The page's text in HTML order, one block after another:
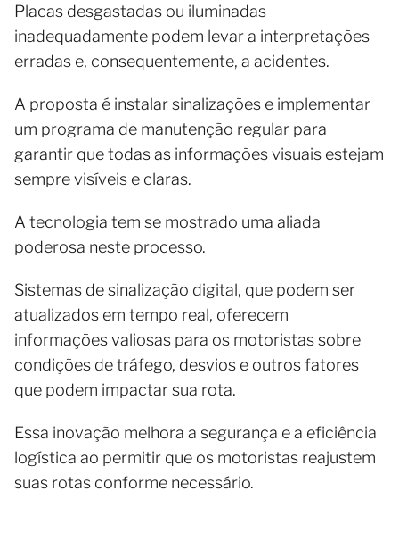
Placas desgastadas ou iluminadas
inadequadamente podem levar a interpretações
erradas e, consequentemente, a acidentes.
A proposta é instalar sinalizações e implementar
um programa de manutenção regular para
garantir que todas as informações visuais estejam
sempre visíveis e claras.
A tecnologia tem se mostrado uma aliada
poderosa neste processo.
Sistemas de sinalização digital, que podem ser
atualizados em tempo real, oferecem
informações valiosas para os motoristas sobre
condições de tráfego, desvios e outros fatores
que podem impactar sua rota.
Essa inovação melhora a segurança e a eficiência
logística ao permitir que os motoristas reajustem
suas rotas conforme necessário.